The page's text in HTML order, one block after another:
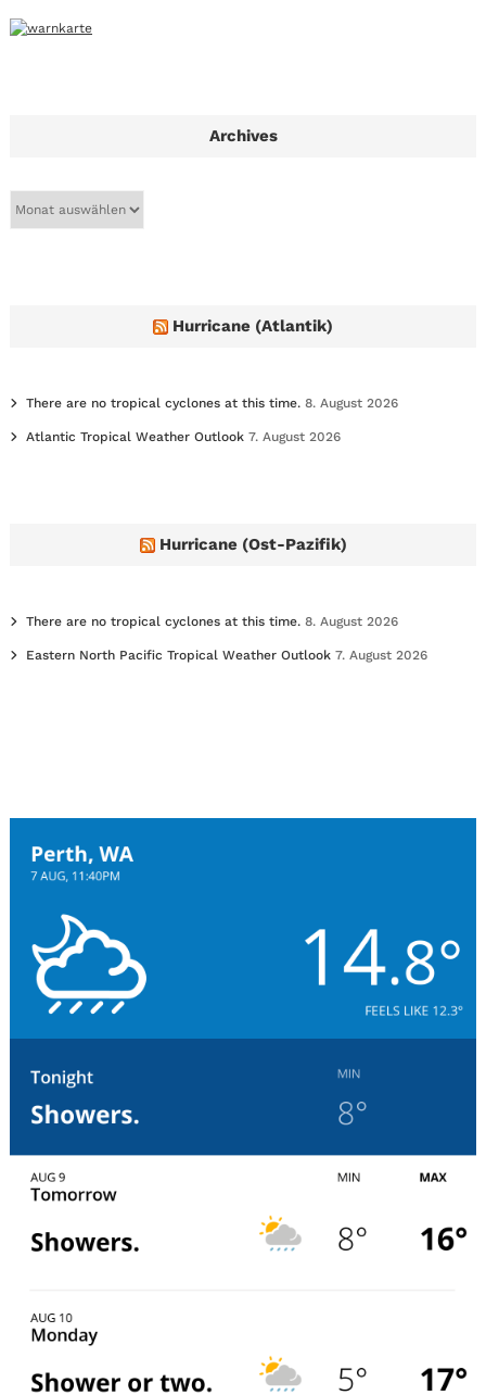
Archives
Hurricane (Atlantik)
There are no tropical cyclones at this time. 8. August 2026
Atlantic Tropical Weather Outlook 7. August 2026
Hurricane (Ost-Pazifik)
There are no tropical cyclones at this time. 8. August 2026
Eastern North Pacific Tropical Weather Outlook 7. August 2026